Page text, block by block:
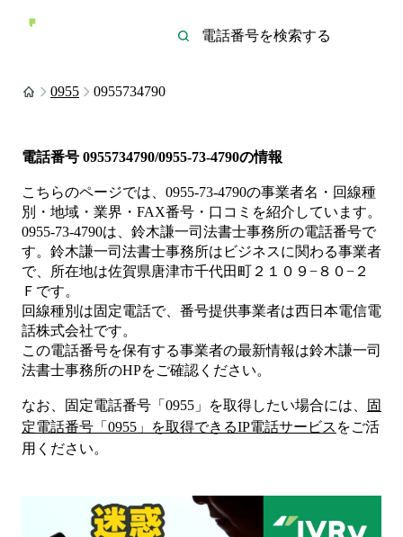
0955 0955734790
電話番号 0955734790/0955-73-4790の情報
こちらのページでは、 0955-73-4790の事業者名・回線種
別・地域・業界・FAX番号・口コミを紹介しています。
0955-73-4790は、 鈴木謙一司法書士事務所の電話番号で
す。 鈴木謙一司法書士事務所は ビジネスに関わる事業者
で、所在地は佐賀県唐津市千代田町２１０９−８０−２
Ｆ です。
回線種別は固定電話で、番号提供事業者は西日本電信電
話株式会社です。
この電話番号を保有する事業者の最新情報は鈴木謙一司
法書士事務所のHPをご確認ください。
なお、固定電話番号「 0955 」を取得したい場合には、
固
定電話番号「 0955 」を取得できるIP電話サービス をご活
用ください。